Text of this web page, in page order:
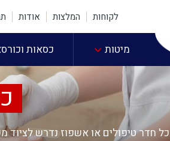
לקוחות המלצות אודות
מיטות כסאות
כל חדר טיפולים או אשפוז נדרש לציוד